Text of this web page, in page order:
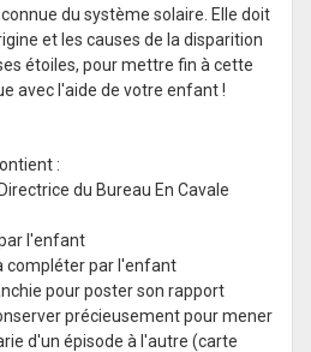
du système solaire. Elle doit
et les causes de la disparition
étoiles, pour mettre fin à cette
avec l'aide de votre enfant !
:
du Bureau En Cavale
l'enfant
compléter par l'enfant
pour poster son rapport
précieusement pour mener
d'un épisode à l'autre (carte